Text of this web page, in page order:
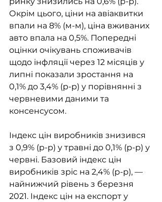
Окрім цього, ціни на авіаквитки
впали на 8% (м-м), ціна вживаних
авто впала на 0,5%. Попередні
оцінки очікувань споживачів
щодо інфляції через 12 місяців у
липні показали зростання на
0,1% до 3,4% (р-р) у порівнянні з
червневими даними та
консенсусом.
Індекс цін виробників знизився
з 0,9% (р-р) у травні до 0,1% (р-р) у
червні. Базовий індекс цін
виробників зріс на 2,4% (р-р), —
найнижчий рівень з березня
2021. Індекс цін на експорт у